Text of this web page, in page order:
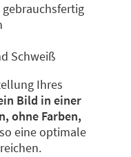
Schweiß
Ihres
Bild in einer
ohne Farben,
eine optimale